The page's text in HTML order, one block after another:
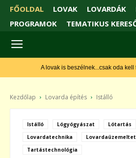
FŐOLDAL LOVAK LOVARDÁK
PROGRAMOK
TEMATIKUS
A lovak is beszélnek...csak oda kell
Kezdőlap Lovarda építés Istálló
Istálló Lógyógyászat Lótartás
Lovardatechnika
Tartástechnológia